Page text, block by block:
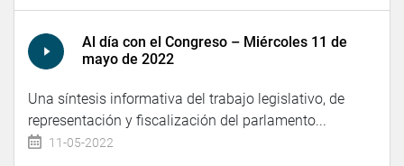
Al día con el Congreso – Miércoles 11 de
mayo de 2022
Una síntesis informativa del trabajo legislativo, de
representación y fiscalización del parlamento...
11-05-2022